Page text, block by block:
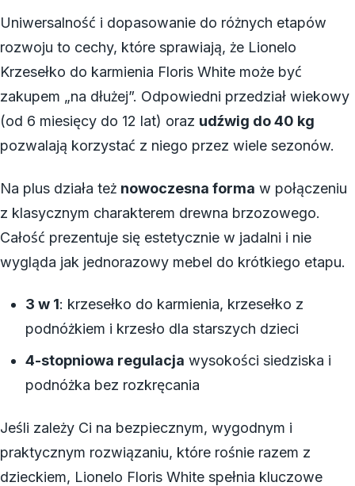
Uniwersalność i dopasowanie do różnych etapów
rozwoju to cechy, które sprawiają, że Lionelo
Krzesełko do karmienia Floris White może być
zakupem „na dłużej”. Odpowiedni przedział wiekowy
(od 6 miesięcy do 12 lat) oraz udźwig do 40 kg
pozwalają korzystać z niego przez wiele sezonów.
Na plus działa też nowoczesna forma w połączeniu
z klasycznym charakterem drewna brzozowego.
Całość prezentuje się estetycznie w jadalni i nie
wygląda jak jednorazowy mebel do krótkiego etapu.
3 w 1: krzesełko do karmienia, krzesełko z
podnóżkiem i krzesło dla starszych dzieci
4-stopniowa regulacja wysokości siedziska i
podnóżka bez rozkręcania
Jeśli zależy Ci na bezpiecznym, wygodnym i
praktycznym rozwiązaniu, które rośnie razem z
dzieckiem, Lionelo Floris White spełnia kluczowe